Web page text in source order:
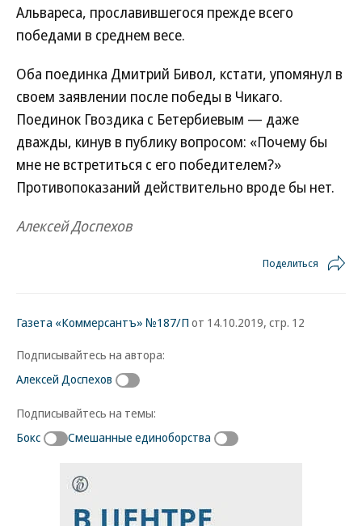
Альвареса, прославившегося прежде всего
победами в среднем весе.
Оба поединка Дмитрий Бивол, кстати, упомянул в
своем заявлении после победы в Чикаго.
Поединок Гвоздика с Бетербиевым — даже
дважды, кинув в публику вопросом: «Почему бы
мне не встретиться с его победителем?»
Противопоказаний действительно вроде бы нет.
Алексей Доспехов
Поделиться
Газета «Коммерсантъ» №187/П от 14.10.2019, стр. 12
Подписывайтесь на автора:
Алексей Доспехов
Подписывайтесь на темы:
Бокс
Смешанные единоборства